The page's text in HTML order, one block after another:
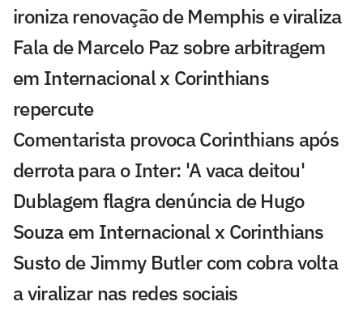
ironiza renovação de Memphis e viraliza
Fala de Marcelo Paz sobre arbitragem
em Internacional x Corinthians
repercute
Comentarista provoca Corinthians após
derrota para o Inter: 'A vaca deitou'
Dublagem flagra denúncia de Hugo
Souza em Internacional x Corinthians
Susto de Jimmy Butler com cobra volta
a viralizar nas redes sociais